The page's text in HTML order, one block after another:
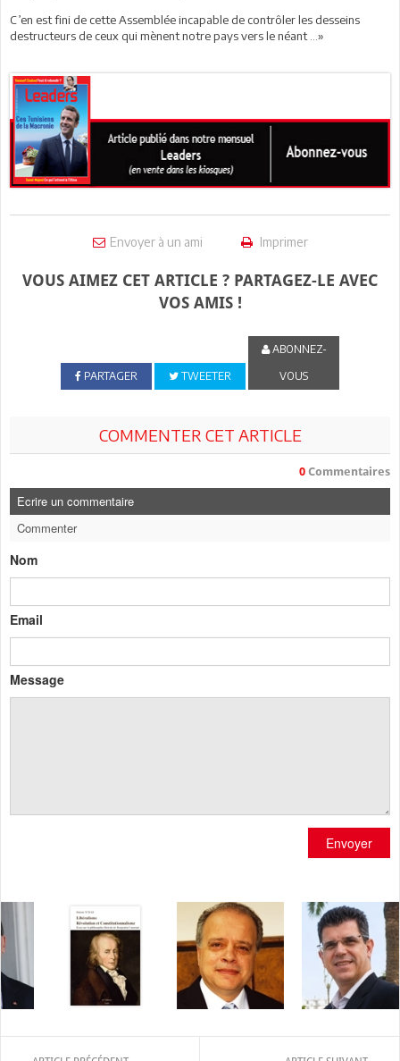
C’en est fini de cette Assemblée incapable de contrôler les desseins
destructeurs de ceux qui mènent notre pays vers le néant …»
Envoyer à un ami Imprimer
VOUS AIMEZ CET ARTICLE ? PARTAGEZ-LE AVEC
VOS AMIS !
PARTAGER TWEETER
ABONNEZ-
VOUS
COMMENTER CET ARTICLE
0 Commentaires
Ecrire un commentaire
Commenter
Nom
Email
Message
Envoyer